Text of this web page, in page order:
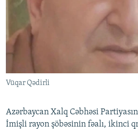
Vüqar Qədirli
Azərbaycan Xalq Cəbhəsi
İmişli rayon şöbəsinin fəalı, ikinci